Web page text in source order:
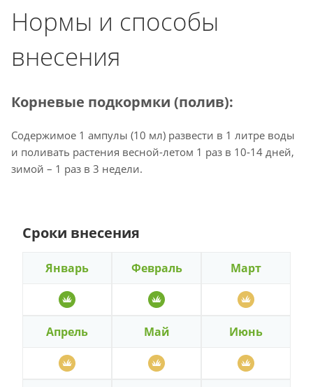
Нормы и способы
внесения
Корневые подкормки (полив):
Содержимое 1 ампулы (10 мл) развести в 1 литре воды
и поливать растения весной-летом 1 раз в 10‑14 дней,
зимой – 1 раз в 3 недели.
Сроки внесения
Январь Февраль Март
Апрель Май Июнь